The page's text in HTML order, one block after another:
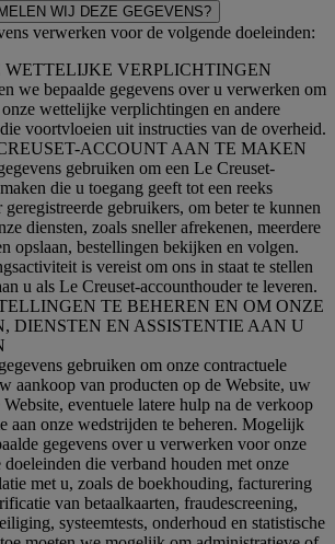
WIJ DEZE GEGEVENS?
verwerken voor de volgende doeleinden:
WETTELIJKE VERPLICHTINGEN
we bepaalde gegevens over u verwerken om
wettelijke verplichtingen en andere
voortvloeien uit instructies van de overheid.
ACCOUNT AAN TE MAKEN
gebruiken om een Le Creuset-
die u toegang geeft tot een reeks
gebruikers, om beter te kunnen
diensten, zoals sneller afrekenen, meerdere
opslaan, bestellingen bekijken en volgen.
is vereist om ons in staat te stellen
u als Le Creuset-accounthouder te leveren.
TE BEHEREN EN OM ONZE
DIENSTEN EN ASSISTENTIE AAN U
gebruiken om onze contractuele
aankoop van producten op de Website, uw
eventuele latere hulp na de verkoop
aan onze wedstrijden te beheren. Mogelijk
gegevens over u verwerken voor onze
die verband houden met onze
met u, zoals de boekhouding, facturering
van betaalkaarten, fraudescreening,
systeemtests, onderhoud en statistische